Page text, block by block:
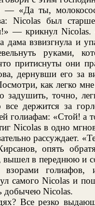
— «Да ты,
Nicolas был
— крикнул Nicolas.
взвизгнула и
руками,
притиснуты они
дернувши его за
как легко мне
задушить, точно,
все держится за
голиафам: «Стой! а
Nicolas в одно
рассуждает.
опять
вышел в переднюю и
взорами голиафов,
самого Nicolas и
добычею Nicolas.
Все резко